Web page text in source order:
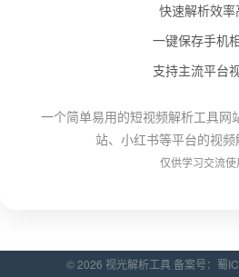
快速解析效率
一键保存手机
支持主流平台
一个简单易用的短视频解析工具网
站、小红书等平台的视频
仅供学习交流使
© 2026 视光解析工具 备案号： 蜀